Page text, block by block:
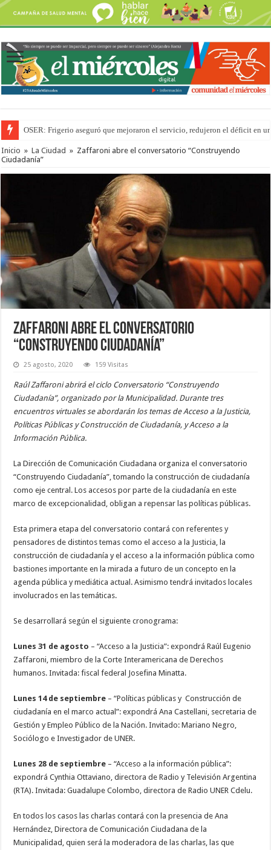
OSER: Frigerio aseguró que mejoraron el servicio, redujeron el déficit en
Inicio » La Ciudad » Zaffaroni abre el conversatorio “Construyendo
Ciudadanía”
Zaffaroni abre el conversatorio
“Construyendo Ciudadanía”
25 agosto, 2020 159 Visitas
Raúl Zaffaroni abrirá el ciclo Conversatorio “Construyendo
Ciudadanía”, organizado por la Municipalidad. Durante tres
encuentros virtuales se abordarán los temas de Acceso a la Justicia,
Políticas Públicas y Construcción de Ciudadanía, y Acceso a la
Información Pública.
La Dirección de Comunicación Ciudadana organiza el conversatorio
“Construyendo Ciudadanía”, tomando la construcción de ciudadanía
como eje central. Los accesos por parte de la ciudadanía en este
marco de excepcionalidad, obligan a repensar las políticas públicas.
Esta primera etapa del conversatorio contará con referentes y
pensadores de distintos temas como el acceso a la Justicia, la
construcción de ciudadanía y el acceso a la información pública como
bastiones importante en la mirada a futuro de un concepto en la
agenda pública y mediática actual. Asimismo tendrá invitados locales
involucrados en las temáticas.
Se desarrollará según el siguiente cronograma:
Lunes 31 de agosto – “Acceso a la Justicia”: expondrá Raúl Eugenio
Zaffaroni, miembro de la Corte Interamericana de Derechos
humanos. Invitada: fiscal federal Josefina Minatta.
Lunes 14 de septiembre – “Políticas públicas y Construcción de
ciudadanía en el marco actual”: expondrá Ana Castellani, secretaria de
Gestión y Empleo Público de la Nación. Invitado: Mariano Negro,
Sociólogo e Investigador de UNER.
Lunes 28 de septiembre – “Acceso a la información pública”:
expondrá Cynthia Ottaviano, directora de Radio y Televisión Argentina
(RTA). Invitada: Guadalupe Colombo, directora de Radio UNER Cdelu.
En todos los casos las charlas contará con la presencia de Ana
Hernández, Directora de Comunicación Ciudadana de la
Municipalidad, quien será la moderadora de las charlas, las que